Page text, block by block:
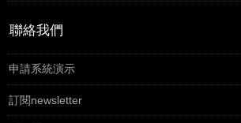
聯絡我們
申請系統演示
訂閱newsletter